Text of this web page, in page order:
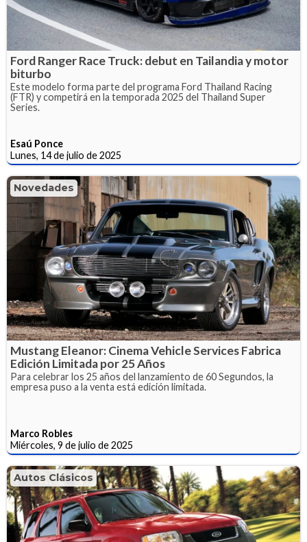
Ford Ranger Race Truck: debut en Tailandia y motor
biturbo
Este modelo forma parte del programa Ford Thailand Racing
(FTR) y competirá en la temporada 2025 del Thailand Super
Series.
Esaú Ponce
Lunes, 14 de julio de 2025
Novedades
Mustang Eleanor: Cinema Vehicle Services Fabrica
Edición Limitada por 25 Años
Para celebrar los 25 años del lanzamiento de 60 Segundos, la
empresa puso a la venta está edición limitada.
Marco Robles
Miércoles, 9 de julio de 2025
Autos Clásicos